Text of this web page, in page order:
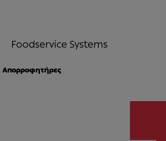
Foodservice Systems
Απορροφητήρες